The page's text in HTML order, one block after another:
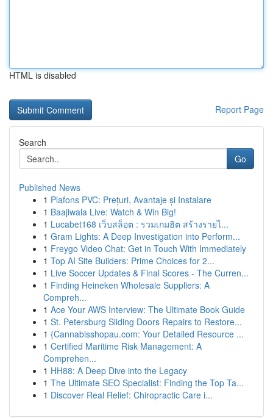
HTML is disabled
Report Page
Search
Go
Published News
1 Plafons PVC: Prețuri, Avantaje și Instalare
1 Baajiwala Live: Watch & Win Big!
1 Lucabet168 เว็บสล็อต : รวมเกมฮิต สร้างรายไ...
1 Gram Lights: A Deep Investigation into Perform...
1 Freygo Video Chat: Get in Touch With Immediately
1 Top AI Site Builders: Prime Choices for 2...
1 Live Soccer Updates & Final Scores - The Curren...
1 Finding Heineken Wholesale Suppliers: A
Compreh...
1 Ace Your AWS Interview: The Ultimate Book Guide
1 St. Petersburg Sliding Doors Repairs to Restore...
1 {Cannabisshopau.com: Your Detailed Resource ...
1 Certified Maritime Risk Management: A
Comprehen...
1 HH88: A Deep Dive into the Legacy
1 The Ultimate SEO Specialist: Finding the Top Ta...
1 Discover Real Relief: Chiropractic Care i...